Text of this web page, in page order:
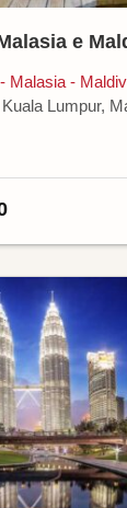
e
Malasia -
Lumpur,